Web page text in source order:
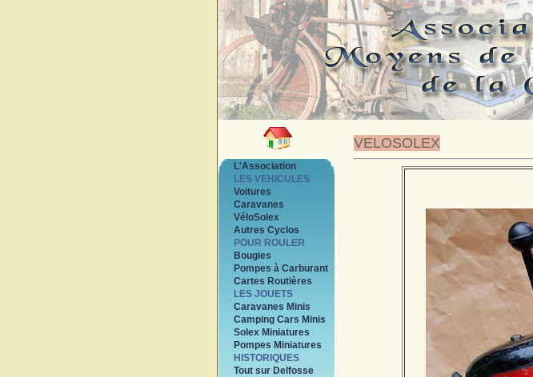
VELOSOLEX
L'Association
LES VEHICULES
Voitures
Caravanes
VéloSolex
Autres Cyclos
POUR ROULER
Bougies
Pompes à Carburant
Cartes Routières
LES JOUETS
Caravanes Minis
Camping Cars Minis
Solex Miniatures
Pompes Miniatures
HISTORIQUES
Tout sur Delfosse